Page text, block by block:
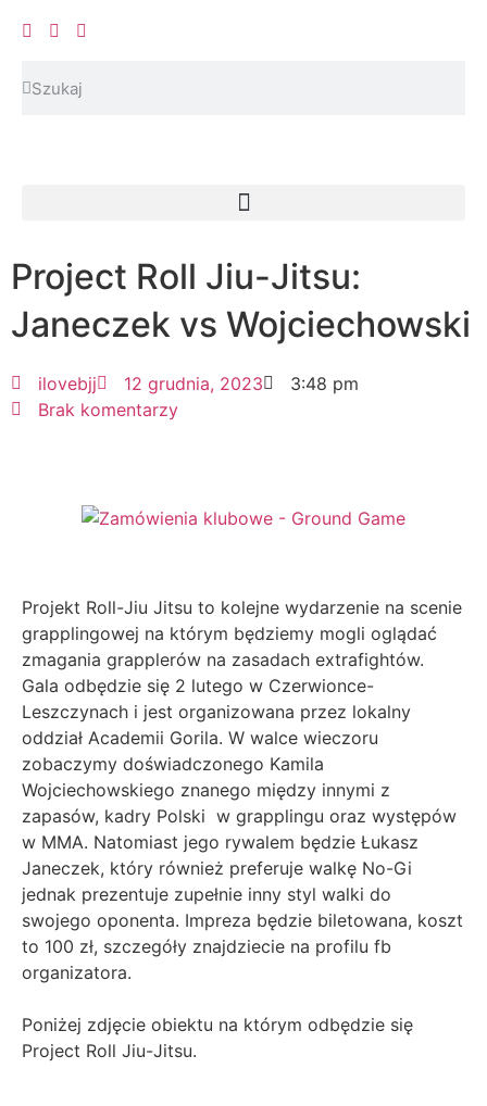
Project Roll Jiu-Jitsu:
Janeczek vs Wojciechowski
ilovebjj 12 grudnia, 2023
3:48 pm
Brak komentarzy
Projekt Roll-Jiu Jitsu to kolejne wydarzenie na scenie
grapplingowej na którym będziemy mogli oglądać
zmagania grapplerów na zasadach extrafightów.
Gala odbędzie się 2 lutego w Czerwionce-
Leszczynach i jest organizowana przez lokalny
oddział Academii Gorila. W walce wieczoru
zobaczymy doświadczonego Kamila
Wojciechowskiego znanego między innymi z
zapasów, kadry Polski w grapplingu oraz występów
w MMA. Natomiast jego rywalem będzie Łukasz
Janeczek, który również preferuje walkę No-Gi
jednak prezentuje zupełnie inny styl walki do
swojego oponenta. Impreza będzie biletowana, koszt
to 100 zł, szczegóły znajdziecie na profilu fb
organizatora.
Poniżej zdjęcie obiektu na którym odbędzie się
Project Roll Jiu-Jitsu.